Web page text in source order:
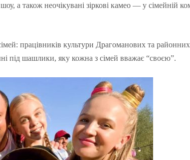
а також неочікувані зіркові камео — у сімейній
працівників культури Драгоманових та районних
під шашлики, яку кожна з сімей вважає “своєю”.